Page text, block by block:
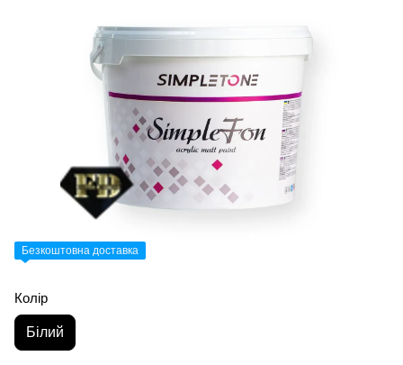
Безкоштовна доставка
Колір
Білий